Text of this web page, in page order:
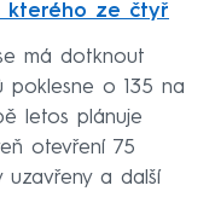
kterého ze čtyř
má dotknout
poklesne o 135 na
letos plánuje
otevření 75
uzavřeny a další